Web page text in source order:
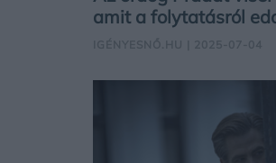
amit a folytatásról